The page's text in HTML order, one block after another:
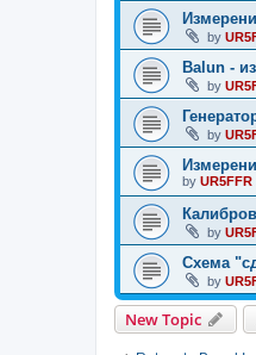
by
Balun -
by
by
by UR5FFR
by
Схема
by
New Topic